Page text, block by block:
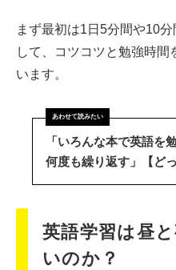
まず最初は1日5分間や10
して、コツコツと勉強時
います。
「いろんな本で英語を
何度も繰り返す」【ど
英語学習は昼
いのか？